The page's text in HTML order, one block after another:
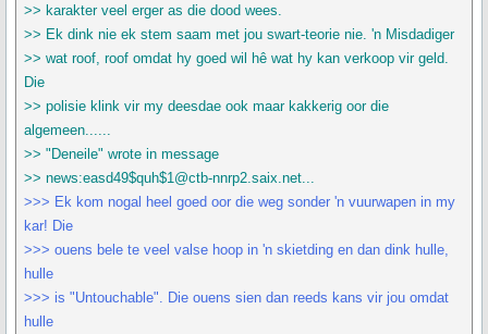
>> karakter veel erger as die dood wees.
>> Ek dink nie ek stem saam met jou swart-teorie nie. 'n Misdadiger
>> wat roof, roof omdat hy goed wil hê wat hy kan verkoop vir geld.
Die
>> polisie klink vir my deesdae ook maar kakkerig oor die
algemeen......
>> "Deneile" wrote in message
>> news:easd49$quh$1@ctb-nnrp2.saix.net...
>>> Ek kom nogal heel goed oor die weg sonder 'n vuurwapen in my
kar! Die
>>> ouens bele te veel valse hoop in 'n skietding en dan dink hulle,
hulle
>>> is "Untouchable". Die ouens sien dan reeds kans vir jou omdat
hulle